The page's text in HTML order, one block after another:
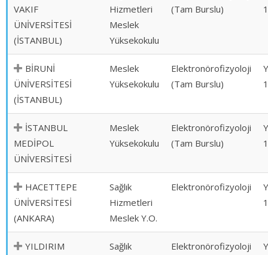
VAKIF
ÜNİVERSİTESİ
(İSTANBUL)
Hizmetleri
Meslek
Yüksekokulu
(Tam Burslu)
1
BİRUNİ
ÜNİVERSİTESİ
(İSTANBUL)
Meslek
Yüksekokulu
Elektronörofizyoloji
(Tam Burslu)
1
İSTANBUL
MEDİPOL
ÜNİVERSİTESİ
Meslek
Yüksekokulu
Elektronörofizyoloji
(Tam Burslu)
1
HACETTEPE
ÜNİVERSİTESİ
(ANKARA)
Sağlık
Hizmetleri
Meslek Y.O.
Elektronörofizyoloji
1
YILDIRIM
Sağlık
Elektronörofizyoloji